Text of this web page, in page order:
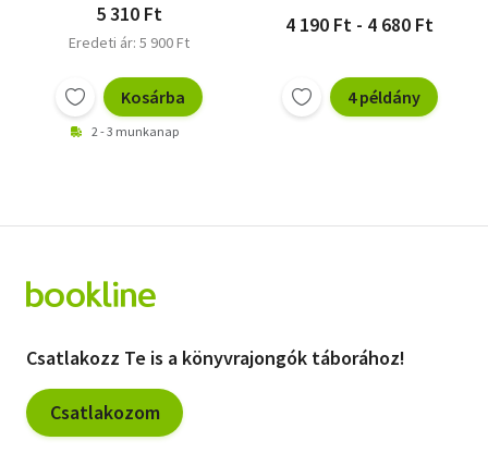
5 310 Ft
Eredeti ár: 5 900 Ft
Kosárba
2 - 3 munkanap
4 190 Ft - 4 680 Ft
4 példány
Csatlakozz Te is a könyvrajongók táborához!
Csatlakozom